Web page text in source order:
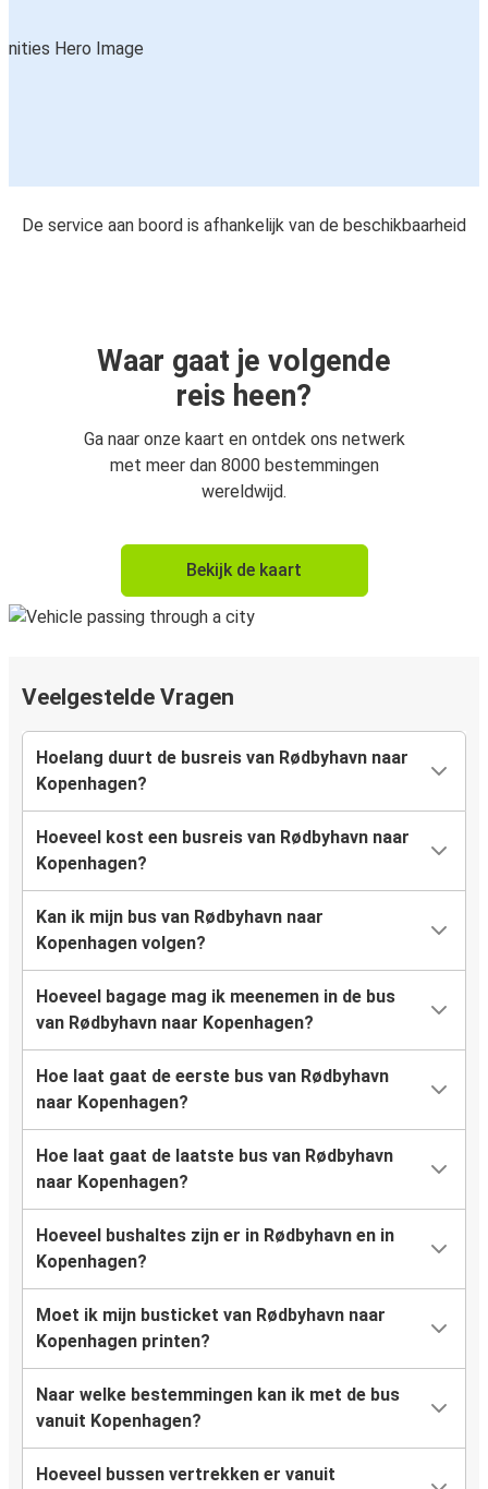
De service aan boord is afhankelijk van de beschikbaarheid
Waar gaat je volgende
reis heen?
Ga naar onze kaart en ontdek ons netwerk
met meer dan 8000 bestemmingen
wereldwijd.
Bekijk de kaart
Veelgestelde Vragen
Hoelang duurt de busreis van Rødbyhavn naar
Kopenhagen?
Hoeveel kost een busreis van Rødbyhavn naar
Kopenhagen?
Kan ik mijn bus van Rødbyhavn naar
Kopenhagen volgen?
Hoeveel bagage mag ik meenemen in de bus
van Rødbyhavn naar Kopenhagen?
Hoe laat gaat de eerste bus van Rødbyhavn
naar Kopenhagen?
Hoe laat gaat de laatste bus van Rødbyhavn
naar Kopenhagen?
Hoeveel bushaltes zijn er in Rødbyhavn en in
Kopenhagen?
Moet ik mijn busticket van Rødbyhavn naar
Kopenhagen printen?
Naar welke bestemmingen kan ik met de bus
vanuit Kopenhagen?
Hoeveel bussen vertrekken er vanuit